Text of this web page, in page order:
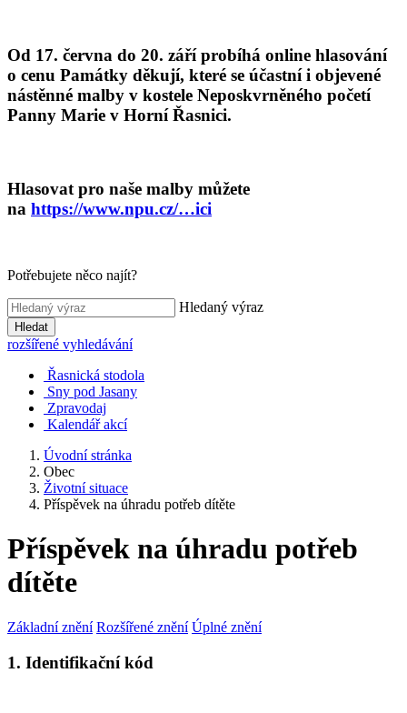
Od 17. června do 20. září probíhá online hlasování
o cenu Památky děkují, které se účastní i objevené
nástěnné malby v kostele Neposkvrněného početí
Panny Marie v Horní Řasnici.
Hlasovat pro naše malby můžete
na https://www.npu.cz/…ici
Potřebujete něco najít?
Hledaný výraz
Hledat
rozšířené vyhledávání
Řasnická stodola
Sny pod Jasany
Zpravodaj
Kalendář akcí
Úvodní stránka
Obec
Životní situace
Příspěvek na úhradu potřeb dítěte
Příspěvek na úhradu potřeb
dítěte
Základní znění Rozšířené znění Úplné znění
1. Identifikační kód